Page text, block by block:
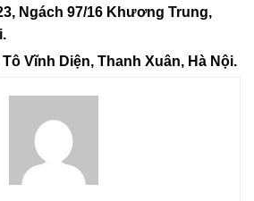
Ngách 97/16 Khương Trung,
Vĩnh Diện, Thanh Xuân, Hà Nội.